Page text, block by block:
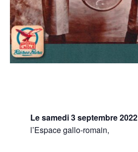
Le samedi 3 septembre 2022
l’Espace gallo-romain,